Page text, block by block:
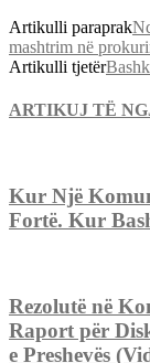
Artikulli paraprak
mashtrim në
Artikulli tjetër
ARTIKUJ TË
Kur Një
Fortë. Kur
Rezolutë në
Raport për
e Preshevës